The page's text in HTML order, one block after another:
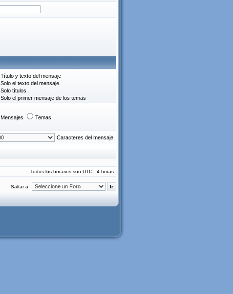
Título y texto del mensaje
Solo el texto del mensaje
Solo títulos
Solo el primer mensaje de los temas
Mensajes Temas
Caracteres del mensaje
Todos los horarios son UTC - 4 horas
Saltar a: